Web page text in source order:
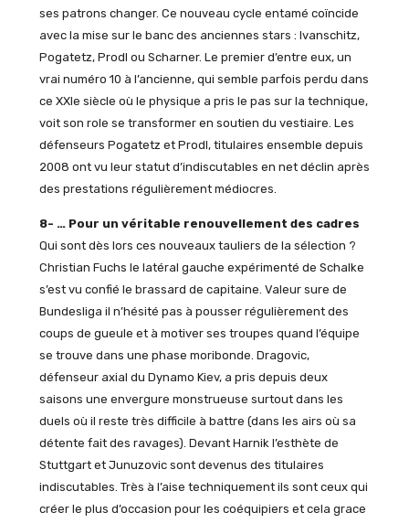
ses patrons changer. Ce nouveau cycle entamé coïncide
avec la mise sur le banc des anciennes stars : Ivanschitz,
Pogatetz, Prodl ou Scharner. Le premier d’entre eux, un
vrai numéro 10 à l’ancienne, qui semble parfois perdu dans
ce XXIe siècle où le physique a pris le pas sur la technique,
voit son role se transformer en soutien du vestiaire. Les
défenseurs Pogatetz et Prodl, titulaires ensemble depuis
2008 ont vu leur statut d’indiscutables en net déclin après
des prestations régulièrement médiocres.
8- … Pour un véritable renouvellement des cadres
Qui sont dès lors ces nouveaux tauliers de la sélection ?
Christian Fuchs le latéral gauche expérimenté de Schalke
s’est vu confié le brassard de capitaine. Valeur sure de
Bundesliga il n’hésité pas à pousser régulièrement des
coups de gueule et à motiver ses troupes quand l’équipe
se trouve dans une phase moribonde. Dragovic,
défenseur axial du Dynamo Kiev, a pris depuis deux
saisons une envergure monstrueuse surtout dans les
duels où il reste très difficile à battre (dans les airs où sa
détente fait des ravages). Devant Harnik l’esthète de
Stuttgart et Junuzovic sont devenus des titulaires
indiscutables. Très à l’aise techniquement ils sont ceux qui
créer le plus d’occasion pour les coéquipiers et cela grace